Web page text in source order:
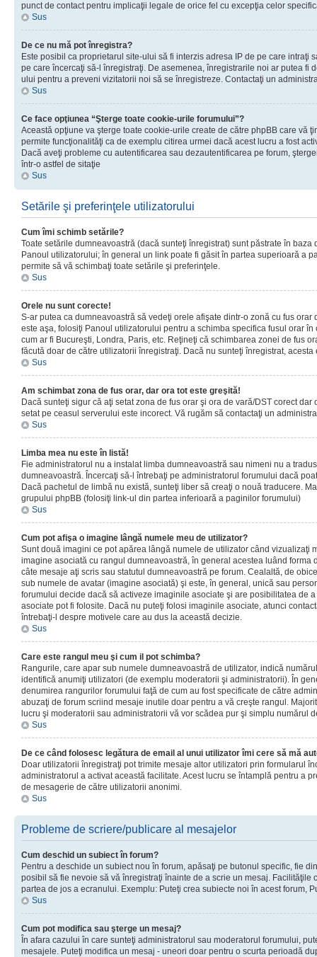
punct de contact pentru implicaţii legale de orice fel cu excepţia celor
Sus
De ce nu mă pot înregistra?
Este posibil ca proprietarul site-ului să fi interzis adresa IP de pe care intraţi
pe care încercaţi să-l înregistraţi. De asemenea, înregistrarile noi ar putea fi
ului pentru a preveni vizitatorii noi să se înregistreze. Contactaţi un
Sus
Ce face opţiunea “Şterge toate cookie-urile forumului”?
Această opţiune va şterge toate cookie-urile create de către phpBB care vă
permite funcţionalităţi ca de exemplu citirea urmei dacă acest lucru a fost
Dacă aveţi probleme cu autentificarea sau dezautentificarea pe forum,
într-o astfel de sitaţie
Sus
Setările şi preferinţele utilizatorului
Cum îmi schimb setările?
Toate setările dumneavoastră (dacă sunteţi înregistrat) sunt păstrate în baza
Panoul utilizatorului; în general un link poate fi găsit în partea superioară a
permite să vă schimbaţi toate setările şi preferinţele.
Sus
Orele nu sunt corecte!
S-ar putea ca dumneavoastră să vedeţi orele afişate dintr-o zonă cu fus orar
este aşa, folosiţi Panoul utilizatorului pentru a schimba specifica fusul orar
cum ar fi Bucureşti, Londra, Paris, etc. Reţineţi că schimbarea zonei de fus
făcută doar de către utilizatorii înregistraţi. Dacă nu sunteţi înregistrat, acesta
Sus
Am schimbat zona de fus orar, dar ora tot este greşită!
Dacă sunteţi sigur că aţi setat zona de fus orar şi ora de vară/DST corect
setat pe ceasul serverului este incorect. Vă rugăm să contactaţi un
Sus
Limba mea nu este în listă!
Fie administratorul nu a instalat limba dumneavoastră sau nimeni nu a
dumneavoastră. Încercaţi să-l întrebaţi pe administratorul forumului dacă
Dacă pachetul de limbă nu există, sunteţi liber să creaţi o nouă traducere.
grupului phpBB (folosiţi link-ul din partea inferioară a paginilor forumului)
Sus
Cum pot afişa o imagine lângă numele meu de utilizator?
Sunt două imagini ce pot apărea lângă numele de utilizator când vizualizaţi
imagine asociată cu rangul dumneavoastră, în general acestea luând forma
câte mesaje aţi scris sau statutul dumneavoastră pe forum. Cealaltă, de
sub numele de avatar (imagine asociată) şi este, în general, unică sau
forumului decide dacă să activeze imaginile asociate şi are posibilitatea de
asociate pot fi folosite. Dacă nu puteţi folosi imaginile asociate, atunci
întrebaţi-l despre motivele care au dus la această decizie.
Sus
Care este rangul meu şi cum il pot schimba?
Rangurile, care apar sub numele dumneavoastră de utilizator, indică
identifică anumiţi utilizatori (de exemplu moderatorii şi administratorii). În
denumirea rangurilor forumului faţă de cum au fost specificate de către
abuzaţi de forum scriind mesaje inutile doar pentru a vă creşte rangul.
lucru şi moderatorii sau administratorii vă vor scădea pur şi simplu numărul
Sus
De ce când folosesc legătura de email al unui utilizator îmi cere să mă
Doar utilizatorii înregistraţi pot trimite mesaje altor utilizatori prin formularul
administratorul a activat această facilitate. Acest lucru se întamplă pentru a
de mesagerie de către utilizatorii anonimi.
Sus
Probleme de scriere/publicare al mesajelor
Cum deschid un subiect în forum?
Pentru a deschide un subiect nou în forum, apăsaţi pe butonul specific, fie
posibil să fie nevoie să vă înregistraţi înainte de a scrie un mesaj. Facilităţile
partea de jos a ecranului. Exemplu: Puteţi crea subiecte noi în acest forum,
Sus
Cum pot modifica sau şterge un mesaj?
În afara cazului în care sunteţi administratorul sau moderatorul forumului,
mesajele. Puteţi modifica un mesaj - uneori doar pentru o scurta perioadă